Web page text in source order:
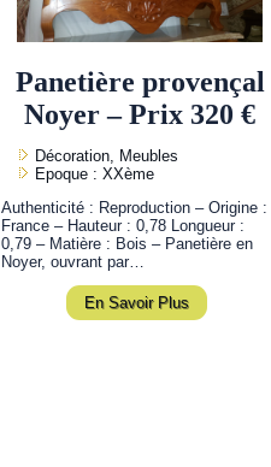
Panetière provençal
Noyer – Prix 320 €
Décoration, Meubles
Epoque : XXème
Authenticité : Reproduction – Origine :
France – Hauteur : 0,78 Longueur :
0,79 – Matière : Bois – Panetière en
Noyer, ouvrant par…
En Savoir Plus